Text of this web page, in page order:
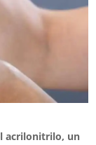
acrilonitrilo, un